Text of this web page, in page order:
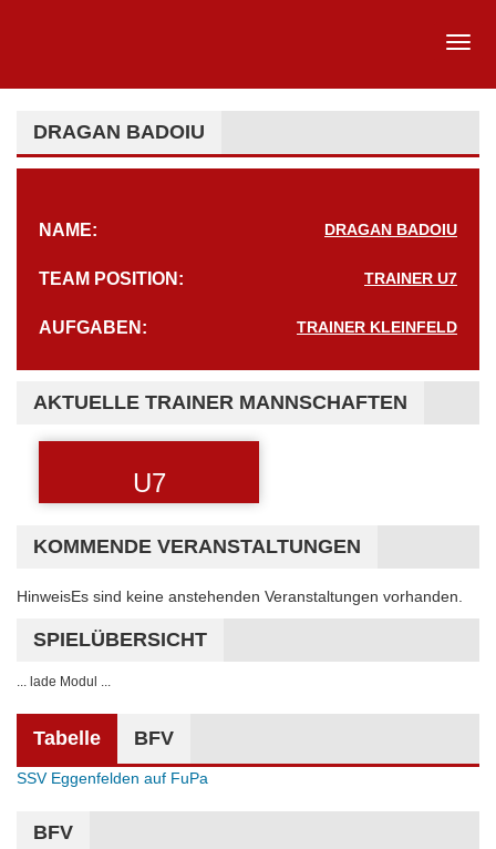
DRAGAN BADOIU
NAME: DRAGAN BADOIU
TEAM POSITION: TRAINER U7
AUFGABEN: TRAINER KLEINFELD
AKTUELLE TRAINER MANNSCHAFTEN
U7
KOMMENDE VERANSTALTUNGEN
HinweisEs sind keine anstehenden Veranstaltungen vorhanden.
SPIELÜBERSICHT
... lade Modul ...
Tabelle BFV
SSV Eggenfelden auf FuPa
BFV